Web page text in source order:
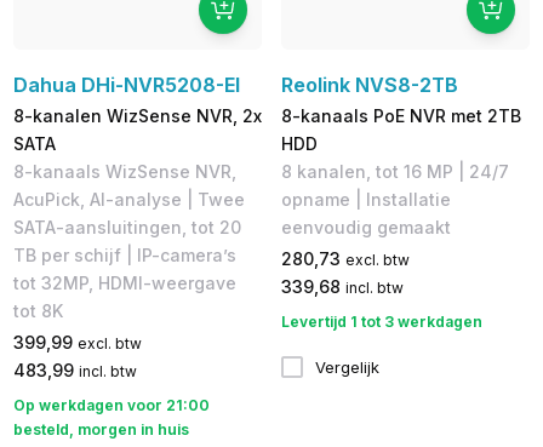
Dahua DHi-NVR5208-EI
8-kanalen WizSense NVR, 2x
SATA
8-kanaals WizSense NVR,
AcuPick, AI-analyse | Twee
SATA-aansluitingen, tot 20
TB per schijf | IP-camera’s
tot 32MP, HDMI-weergave
tot 8K
399,99 excl. btw
483,99 incl. btw
Op werkdagen voor 21:00
besteld, morgen in huis
Reolink NVS8-2TB
8-kanaals PoE NVR met 2TB
HDD
8 kanalen, tot 16 MP | 24/7
opname | Installatie
eenvoudig gemaakt
280,73 excl. btw
339,68 incl. btw
Levertijd 1 tot 3 werkdagen
Vergelijk